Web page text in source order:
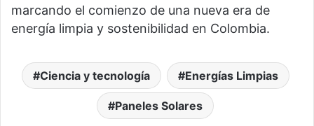
marcando el comienzo de una nueva era de
energía limpia y sostenibilidad en Colombia.
Ciencia y tecnología Energías Limpias
Paneles Solares